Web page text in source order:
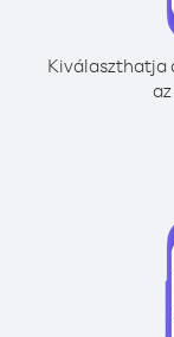
Kiválaszthatja